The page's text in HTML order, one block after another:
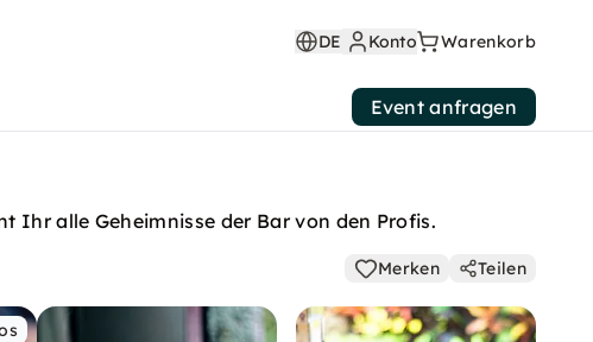
DE Konto Warenkorb
Event anfragen
Ihr alle Geheimnisse der Bar von den Profis.
Merken Teilen